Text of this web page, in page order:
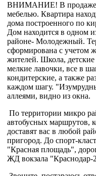
ВНИМАНИЕ! В продаже
мебелью. Квартира
дома построенного по
Дом находится в одном
районе- Молодежный.
сформирована с учетом
жителей. Школа,
мелкие лавочки, все в
кондитерские, а также
каждом шагу.
аллеями, видно из окна.
По территории микро
автобусных маршрутов,
доставят вас в любой
пригород. До спорт-
"Красная площадь",
ЖД вокзала "Краснодар-